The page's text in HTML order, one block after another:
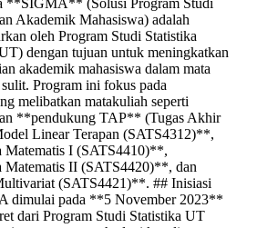
Akademik Mahasiswa) adalah
oleh Program Studi Statistika
dengan tujuan untuk meningkatkan
akademik mahasiswa dalam mata
Program ini fokus pada
melibatkan matakuliah seperti
**pendukung TAP** (Tugas Akhir
Linear Terapan (SATS4312)**,
Matematis I (SATS4410)**,
Matematis II (SATS4420)**, dan
(SATS4421)**. ## Inisiasi
dimulai pada **5 November 2023**
dari Program Studi Statistika UT